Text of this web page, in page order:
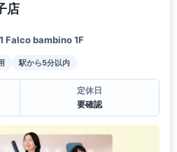
店
Falco bambino 1F
駅から5分以内
定休日
要確認